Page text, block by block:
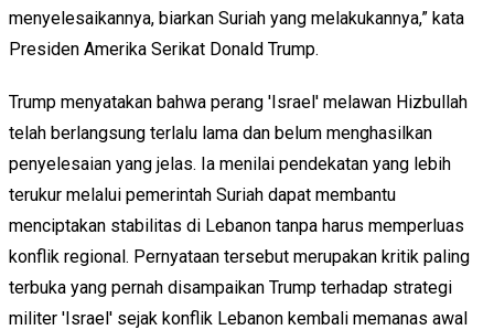
menyelesaikannya, biarkan Suriah yang melakukannya,” kata
Presiden Amerika Serikat Donald Trump.
Trump menyatakan bahwa perang 'Israel' melawan Hizbullah
telah berlangsung terlalu lama dan belum menghasilkan
penyelesaian yang jelas. Ia menilai pendekatan yang lebih
terukur melalui pemerintah Suriah dapat membantu
menciptakan stabilitas di Lebanon tanpa harus memperluas
konflik regional. Pernyataan tersebut merupakan kritik paling
terbuka yang pernah disampaikan Trump terhadap strategi
militer 'Israel' sejak konflik Lebanon kembali memanas awal